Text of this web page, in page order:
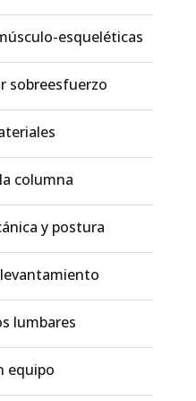
esqueléticas
sobreesfuerzo
columna
y postura
lumbares
equipo